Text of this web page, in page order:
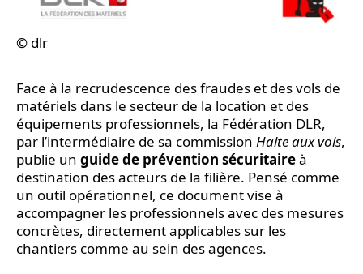
© dlr
Face à la recrudescence des fraudes et des vols de
matériels dans le secteur de la location et des
équipements professionnels, la Fédération DLR,
par l’intermédiaire de sa commission Halte aux vols,
publie un guide de prévention sécuritaireà
destination des acteurs de la filière. Pensé comme
un outil opérationnel, ce document vise à
accompagner les professionnels avec des mesures
concrètes, directement applicables sur les
chantiers comme au sein des agences.